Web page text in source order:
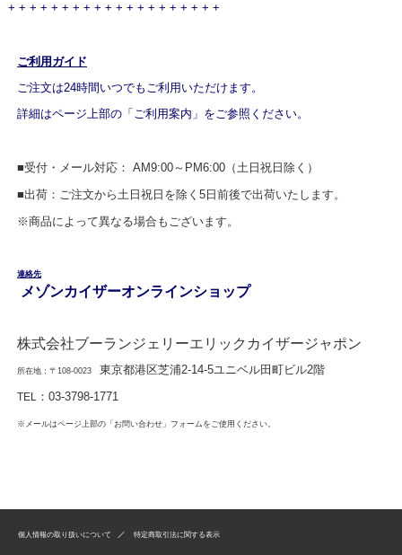
+ + + + + + + + + + + + + + + + + + + +
ご利用ガイド
ご注文は24時間いつでもご利用いただけます。
詳細はページ上部の「ご利用案内」をご参照ください。
■受付・メール対応： AM9:00～PM6:00（土日祝日除く）
■出荷：ご注文から土日祝日を除く5日前後で出荷いたします。
※商品によって異なる場合もございます。
連絡先
メゾンカイザーオンラインショップ
株式会社ブーランジェリーエリックカイザージャポン
所在地：〒108-0023 東京都港区芝浦2-14-5ユニベル田町ビル2階
TEL ： 03-3798-1771
※メールはページ上部の「お問い合わせ」フォームをご使用ください。
個人情報の取り扱いについて 特定商取引法に関する表示